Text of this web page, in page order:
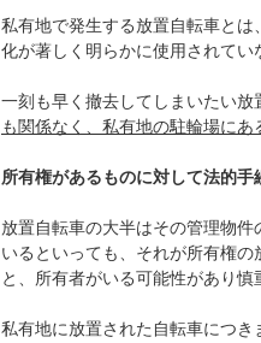
私有地で発生する放置自転車と
化が著しく明らかに使用されてい
一刻も早く撤去してしまいたい放
も関係なく、私有地の駐輪場にあ
所有権があるものに対して法的手
放置自転車の大半はその管理物
いるといっても、それが所有権
と、所有者がいる可能性があり慎
私有地に放置された自転車につ